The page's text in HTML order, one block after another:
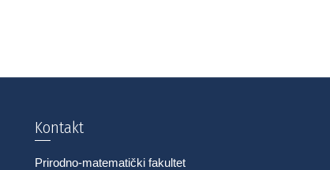
Kontakt
Prirodno-matematički fakultet